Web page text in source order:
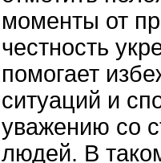
моменты от
честность
помогает
ситуаций и
уважению со
людей. В